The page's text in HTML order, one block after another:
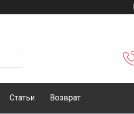
Статьи Возврат